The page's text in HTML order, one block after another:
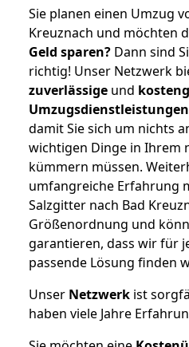
Sie planen einen Umzug
Kreuznach und möchten
Geld sparen? Dann sind
richtig! Unser Netzwerk
zuverlässige und
Umzugsdienstleistungen
damit Sie sich um nichts
wichtigen Dinge in Ihrem
kümmern müssen.
umfangreiche Erfahrung
Salzgitter nach Bad
Größenordnung und
garantieren, dass wir für
passende Lösung finden
Unser Netzwerk ist
haben viele Jahre